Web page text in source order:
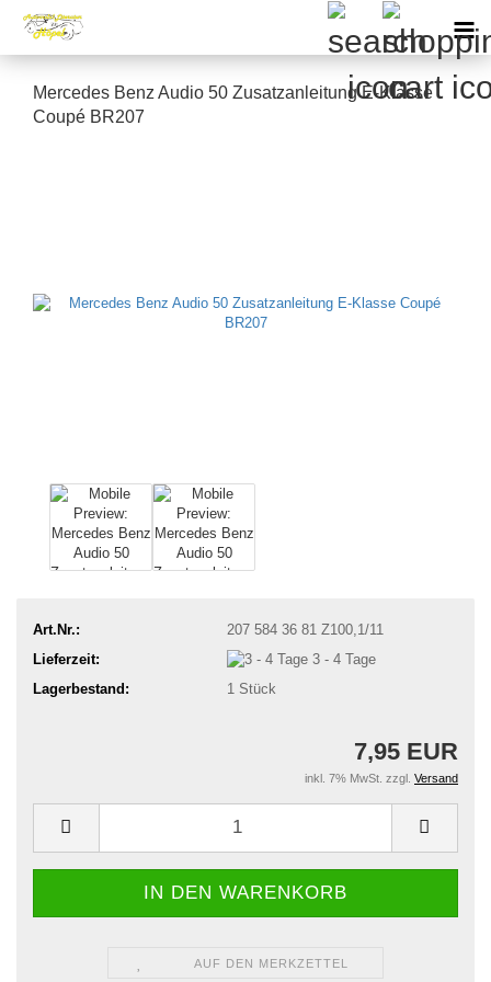
Mercedes Benz Audio 50 Zusatzanleitung E-Klasse
Coupé BR207
Art.Nr.:
207 584 36 81 Z100,1/11
Lieferzeit:
3 - 4 Tage
Lagerbestand:
1 Stück
7,95 EUR
inkl. 7% MwSt. zzgl. Versand
AUF DEN MERKZETTEL